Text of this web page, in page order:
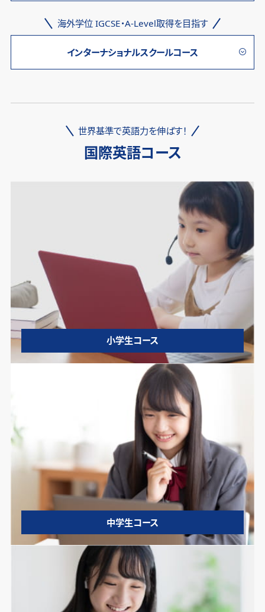
海外学位 IGCSE・A-Level取得を目指す
インターナショナルスクールコース
世界基準で英語力を伸ばす！
国際英語コース
小学生コース
中学生コース